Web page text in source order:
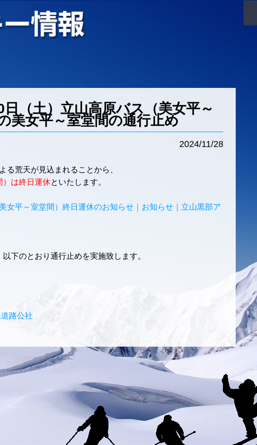
（土）立山高原バス（美女平～
美女平～室堂間の通行止め
2024/11/28
る荒天が見込まれることから、
）は終日運休といたします。
女平～室堂間）終日運休のお知らせ｜お知らせ｜立山黒部ア
下のとおり通行止めを実施致します。
路公社